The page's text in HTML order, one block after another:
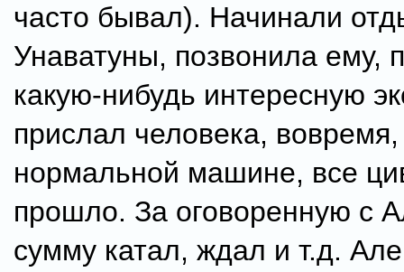
часто бывал). Начинали
Унаватуны, позвонила ему,
какую-нибудь интересную
прислал человека,
нормальной машине, все
прошло. За оговоренную с
сумму катал, ждал и т.д.